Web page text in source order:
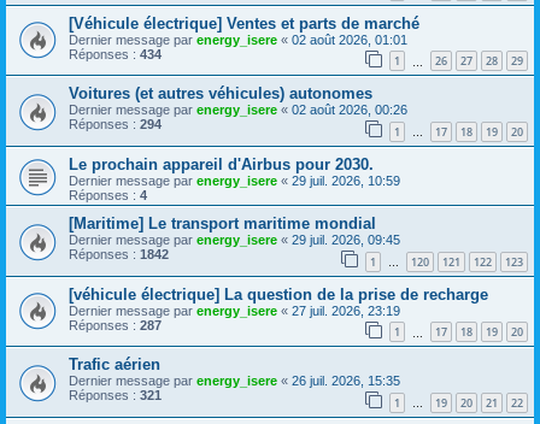
[Véhicule électrique] Ventes et parts de marché
Dernier message par energy_isere « 02 août 2026, 01:01
Réponses : 434 1 26 27 28 29
Voitures (et autres véhicules) autonomes
Dernier message par energy_isere « 02 août 2026, 00:26
Réponses : 294 1 … 17 18 19 20
Le prochain appareil d'Airbus pour 2030.
Dernier message par energy_isere « 29 juil. 2026, 10:59
Réponses : 4
[Maritime] Le transport maritime mondial
Dernier message par energy_isere « 29 juil. 2026, 09:45
Réponses : 1842 1 … 120 121 122 123
[véhicule électrique] La question de la prise de recharge
Dernier message par energy_isere « 27 juil. 2026, 23:19
Réponses : 287 1 17 18 19 20
Trafic aérien
Dernier message par energy_isere « 26 juil. 2026, 15:35
Réponses : 321 1 … 19 20 21 22